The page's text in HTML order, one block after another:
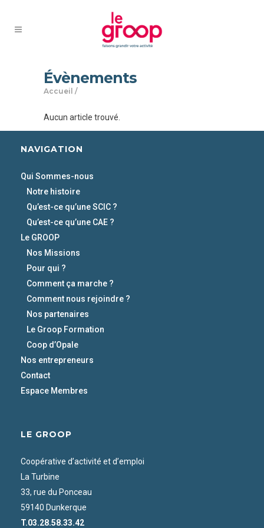
Évènements
Accueil /
Aucun article trouvé.
NAVIGATION
Qui Sommes-nous
Notre histoire
Qu’est-ce qu’une SCIC ?
Qu’est-ce qu’une CAE ?
Le GROOP
Nos Missions
Pour qui ?
Comment ça marche ?
Comment nous rejoindre ?
Nos partenaires
Le Groop Formation
Coop d’Opale
Nos entrepreneurs
Contact
Espace Membres
LE GROOP
Coopérative d’activité et d’emploi
La Turbine
33, rue du Ponceau
59140 Dunkerque
T.03.28.58.33.42